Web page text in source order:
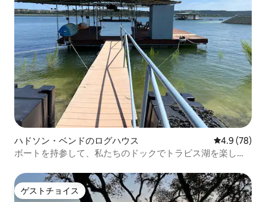
ハドソン・ベンドのログハウス レビュー78
4.9 (78)
ボートを持参して、私たちのドックでトラビス湖を楽しん
ゲストチョイス
ゲストチョイス